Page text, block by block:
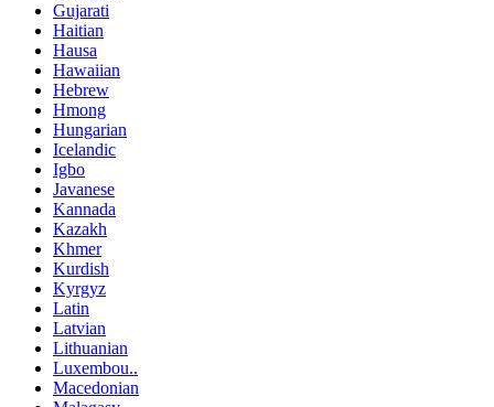
Gujarati
Haitian
Hausa
Hawaiian
Hebrew
Hmong
Hungarian
Icelandic
Igbo
Javanese
Kannada
Kazakh
Khmer
Kurdish
Kyrgyz
Latin
Latvian
Lithuanian
Luxembou..
Macedonian